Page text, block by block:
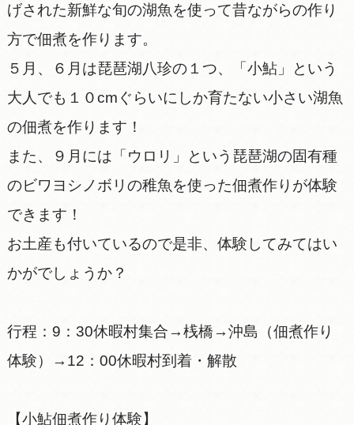
げされた新鮮な旬の湖魚を使って昔ながらの作り
方で佃煮を作ります。
５月、６月は琵琶湖八珍の１つ、「小鮎」という
大人でも１０cmぐらいにしか育たない小さい湖魚
の佃煮を作ります！
また、９月には「ウロリ」という琵琶湖の固有種
のビワヨシノボリの稚魚を使った佃煮作りが体験
できます！
お土産も付いているので是非、体験してみてはい
かがでしょうか？
行程：9：30休暇村集合→桟橋→沖島（佃煮作り
体験）→12：00休暇村到着・解散
【小鮎佃煮作り体験】